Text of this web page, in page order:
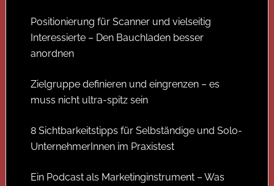
Positionierung für Scanner und vielseitig
Interessierte – Den Bauchladen besser
anordnen
Zielgruppe definieren und eingrenzen – es
muss nicht ultra-spitz sein
8 Sichtbarkeitstipps für Selbständige und Solo-
UnternehmerInnen im Praxistest
Ein Podcast als Marketinginstrument – Was